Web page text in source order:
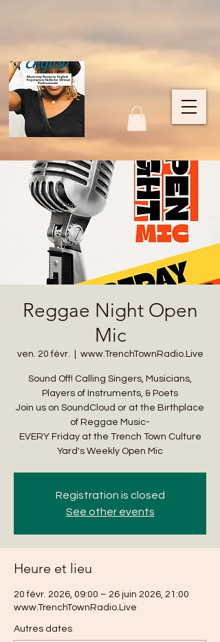
Reggae Night Open
Mic
ven. 20 févr. www.TrenchTownRadio.Live
Sound Off! Calling Singers, Musicians,
Players of Instruments, & Poets
Join us on SoundCloud or at the Birthplace
of Reggae Music-
EVERY Friday at the Trench Town Culture
Yard's Weekly Open Mic
Registration is closed
See other events
Heure et lieu
20 févr. 2026, 09:00 – 26 juin 2026, 21:00
www.TrenchTownRadio.Live
Autres dates